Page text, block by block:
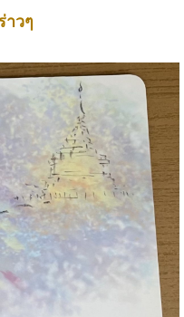
าวๆ